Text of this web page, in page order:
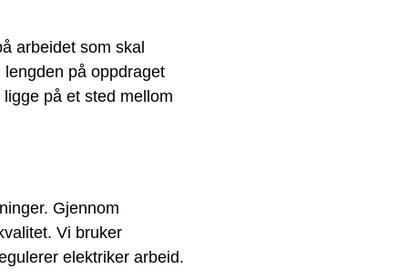
arbeidet som skal
på oppdraget
på et sted mellom
Gjennom
Vi bruker
elektriker arbeid.